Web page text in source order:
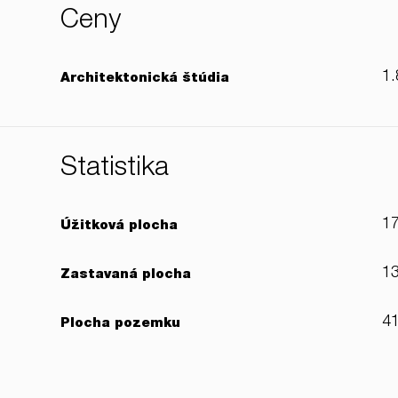
Ceny
Architektonická štúdia
Štatistika
Úžitková plocha
Zastavaná plocha
Plocha pozemku